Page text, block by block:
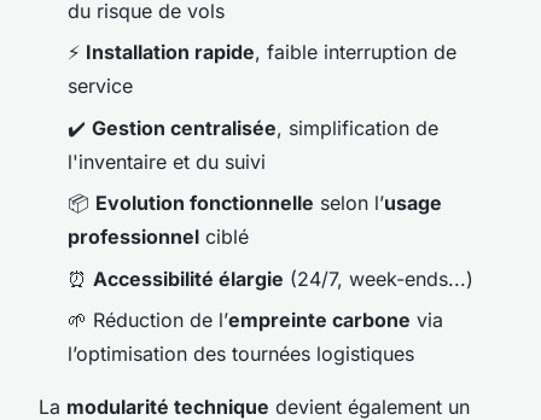
du risque de vols
⚡ Installation rapide, faible interruption de
service
✔️ Gestion centralisée, simplification de
l'inventaire et du suivi
📦 Evolution fonctionnelle selon l’usage
professionnel ciblé
⏰ Accessibilité élargie (24/7, week-ends...)
🌱 Réduction de l’empreinte carbone via
l’optimisation des tournées logistiques
La modularité technique devient également un